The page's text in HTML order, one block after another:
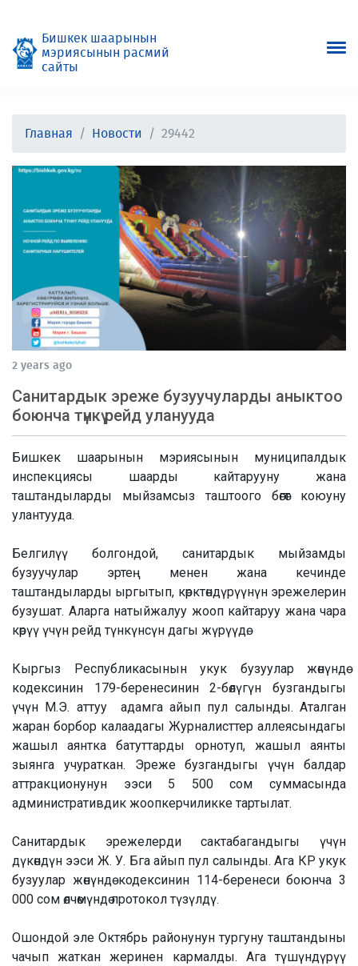
Бишкек шаарынын
мэриясынын расмий
сайты
Главная Новости 29442
2 years ago
Санитардык эреже бузуучуларды аныктоо
боюнча түнкү рейд уланууда
Бишкек шаарынын мэриясынын муниципалдык
инспекциясы шаарды кайтарууну жана
таштандыларды мыйзамсыз таштоого бөгөт коюуну
улантууда.
Белгилүү болгондой, санитардык мыйзамды
бузуучулар эртең менен жана кечинде
таштандыларды ыргытып, көрктөндүрүүнүн эрежелерин
бузушат. Аларга натыйжалуу жооп кайтаруу жана чара
көрүү үчүн рейд түнкүнсүн дагы жүрүүдө.
Кыргыз Республикасынын укук бузуулар жөнүндө
кодексинин 179-беренесинин 2-бөлүгүн бузгандыгы
үчүн М.Э. аттуу адамга айып пул салынды. Аталган
жаран борбор калаадагы Журналисттер аллеясындагы
жашыл аянтка батуттарды орнотуп, жашыл аянты
зыянга учураткан. Эреже бузгандыгы үчүн балдар
аттракционунун ээси 5 500 сом суммасында
административдик жоопкерчиликке тартылат.
Санитардык эрежелерди сактабагандыгы үчүн
дүкөндүн ээси Ж. У. Бга айып пул салынды. Ага КР укук
бузуулар жөнүндө кодексинин 114-беренеси боюнча 3
000 сом өлчөмүндө протокол түзүлдү.
Ошондой эле Октябрь районунун тургуну таштандыны
чачып жаткан жеринен кармалды. Ага түшүндүрүү